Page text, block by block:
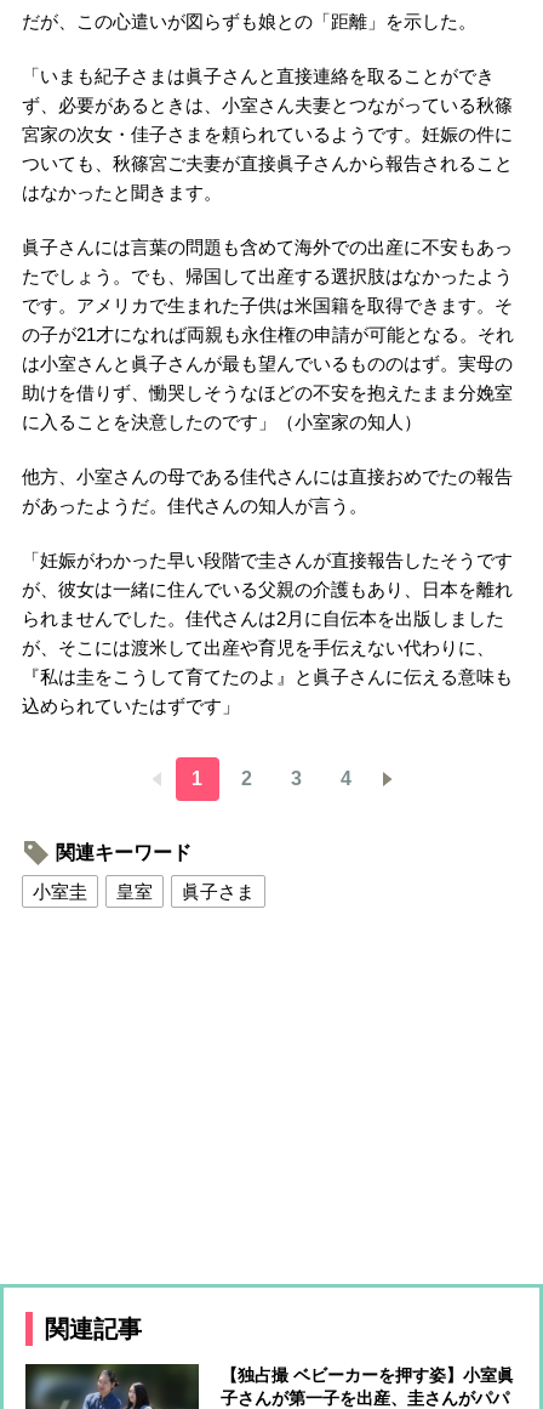
だが、この心遣いが図らずも娘との「距離」を示した。
「いまも紀子さまは眞子さんと直接連絡を取ることができ
ず、必要があるときは、小室さん夫妻とつながっている秋篠
宮家の次女・佳子さまを頼られているようです。妊娠の件に
ついても、秋篠宮ご夫妻が直接眞子さんから報告されること
はなかったと聞きます。
眞子さんには言葉の問題も含めて海外での出産に不安もあっ
たでしょう。でも、帰国して出産する選択肢はなかったよう
です。アメリカで生まれた子供は米国籍を取得できます。そ
の子が21才になれば両親も永住権の申請が可能となる。それ
は小室さんと眞子さんが最も望んでいるもののはず。実母の
助けを借りず、慟哭しそうなほどの不安を抱えたまま分娩室
に入ることを決意したのです」（小室家の知人）
他方、小室さんの母である佳代さんには直接おめでたの報告
があったようだ。佳代さんの知人が言う。
「妊娠がわかった早い段階で圭さんが直接報告したそうです
が、彼女は一緒に住んでいる父親の介護もあり、日本を離れ
られませんでした。佳代さんは2月に自伝本を出版しました
が、そこには渡米して出産や育児を手伝えない代わりに、
『私は圭をこうして育てたのよ』と眞子さんに伝える意味も
込められていたはずです」
1 2 3 4
関連キーワード
小室圭
皇室 眞子さま
関連記事
【独占撮 ベビーカーを押す姿】小室眞
子さんが第一子を出産、圭さんがパパ